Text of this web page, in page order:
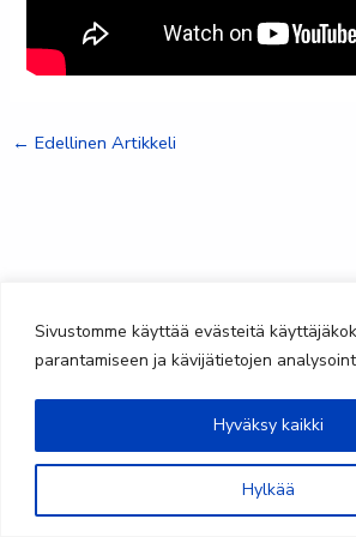
Sivustomme käyttää evästeitä
parantamiseen ja kävijätietojen
Hylkää
Hyväksy kaikki
← Edellinen Artikkeli
@saimaanteatteri